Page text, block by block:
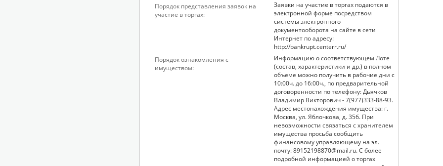
Порядок представления заявок на
участие в торгах:
Заявки на участие в торгах подаются в
электронной форме посредством
системы электронного
документооборота на сайте в сети
Интернет по адресу:
http://bankrupt.centerr.ru/
Порядок ознакомления с
имуществом:
Информацию о соответствующем Лоте
(состав, характеристики и др.) в полном
объеме можно получить в рабочие дни с
10:00ч. до 16:00ч., по предварительной
договоренности по телефону: Дьячков
Владимир Викторович - 7(977)333-88-93.
Адрес местонахождения имущества: г.
Москва, ул. Яблочкова, д. 35б. При
невозможности связаться с хранителем
имущества просьба сообщить
финансовому управляющему на эл.
почту: 89152198870@mail.ru. С более
подробной информацией о торгах